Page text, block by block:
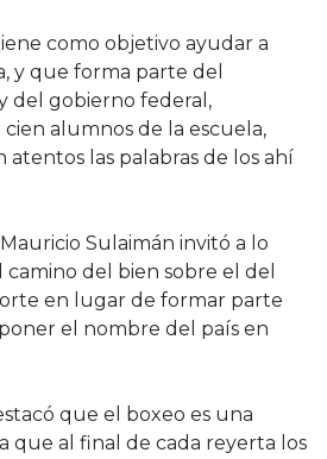
como objetivo ayudar a
y que forma parte del
del gobierno federal,
alumnos de la escuela,
las palabras de los ahí
Sulaimán invitó a lo
camino del bien sobre el del
en lugar de formar parte
el nombre del país en
que el boxeo es una
que al final de cada reyerta los